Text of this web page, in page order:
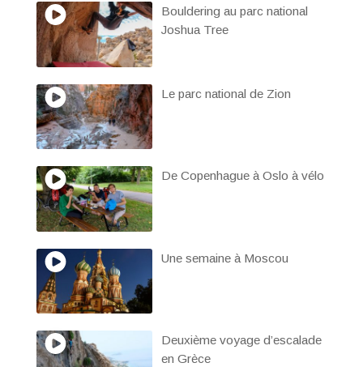
Bouldering au parc national
Joshua Tree
Le parc national de Zion
De Copenhague à Oslo à vélo
Une semaine à Moscou
Deuxième voyage d’escalade
en Grèce